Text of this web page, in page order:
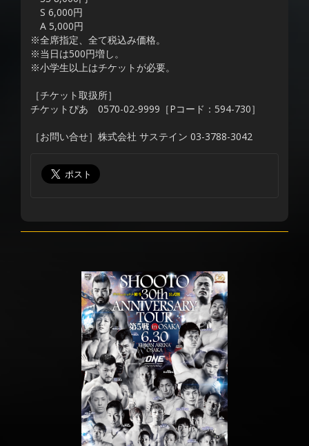
S 6,000円
A 5,000円
※全席指定、全て税込み価格。
※当日は500円増し。
※小学生以上はチケットが必要。
［チケット取扱所］
チケットぴあ 0570-02-9999［Pコード：594-730］
［お問い合せ］株式会社 サステイン 03-3788-3042